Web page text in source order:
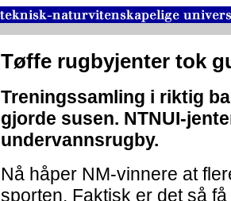
Tøffe rugbyjenter tok
Treningssamling i riktig
gjorde susen. NTNUI-
undervannsrugby.
Nå håper NM-vinnere at
sporten. Faktisk er det så